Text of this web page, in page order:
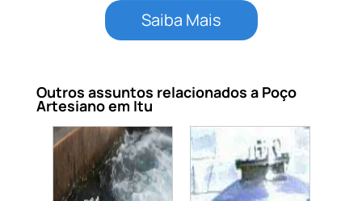
Saiba Mais
Outros assuntos relacionados a Poço
Artesiano em Itu